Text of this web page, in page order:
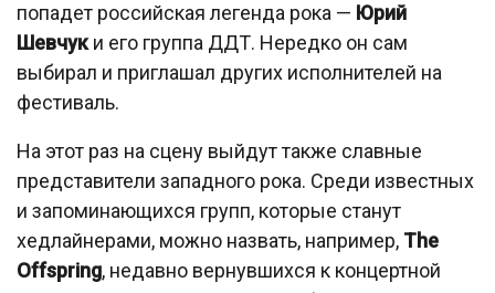
попадет российская легенда рока — Юрий
Шевчуки его группа ДДТ. Нередко он сам
выбирал и приглашал других исполнителей на
фестиваль.
На этот раз на сцену выйдут также славные
представители западного рока. Среди известных
и запоминающихся групп, которые станут
хедлайнерами, можно назвать, например, The
Offspring, недавно вернувшихся к концертной